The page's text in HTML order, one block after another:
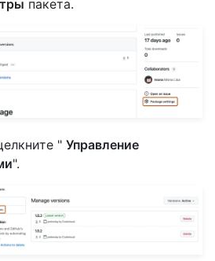
пакета.
" Управление
".